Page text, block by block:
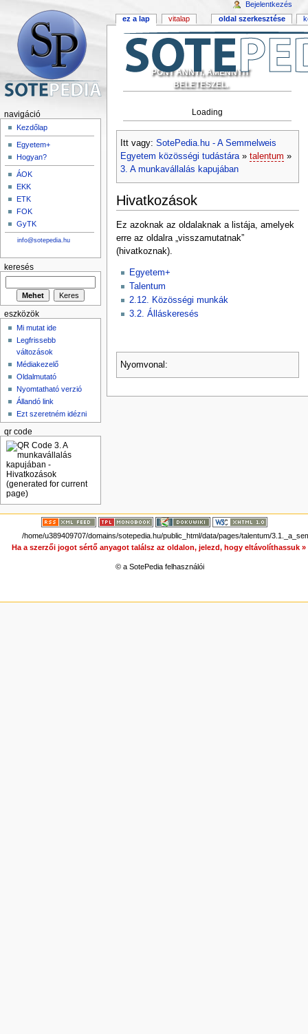
PONT ANNYI, AMENNYIT
BELETESZEL.
Loading
Itt vagy: SotePedia.hu - A Semmelweis
Egyetem közösségi tudástára» talentum »
3. A munkavállalás kapujában
Hivatkozások
Ez azoknak az oldalaknak a listája, amelyek
erre az oldalra „visszamutatnak”
(hivatkoznak).
Egyetem+
Talentum
2.12. Közösségi munkák
3.2. Álláskeresés
Nyomvonal:
ez a lap vitalap oldal szerkesztése
Bejelentkezés
navigáció
Kezdőlap
Egyetem+
Hogyan?
ÁOK
EKK
ETK
FOK
GyTK
info@sotepedia.hu
keresés
eszközök
Mi mutat ide
Legfrissebb
változások
Médiakezelő
Oldalmutató
Nyomtatható verzió
Állandó link
Ezt szeretném idézni
qr code
/home/u389409707/domains/sotepedia.hu/public_html/data/pages/talentum/
Ha a szerzői jogot sértő anyagot találsz az oldalon, jelezd, hogy eltávolíthassuk »
© a SotePedia felhasználói